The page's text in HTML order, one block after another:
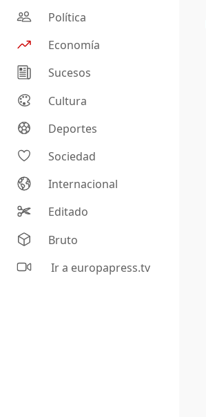
Política
Economía
Sucesos
Cultura
Deportes
Sociedad
Internacional
Editado
Bruto
Ir a europapress.tv